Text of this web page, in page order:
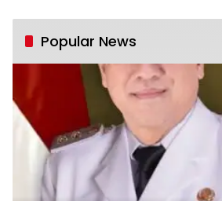
Popular News